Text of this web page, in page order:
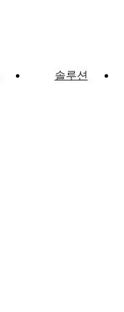
솔루션